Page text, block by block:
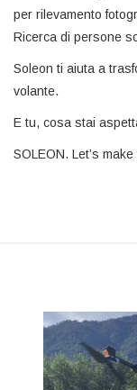
per rilevamento
Ricerca di persone
Soleon ti aiuta a
volante.
E tu, cosa stai
SOLEON. Let’s